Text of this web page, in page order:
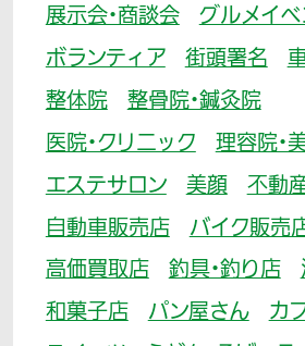
展示会・商談会
グルメイベ
ボランティア
街頭署名
整体院
整骨院・鍼灸院
医院・クリニック
理容院・
エステサロン
美顔 不動
自動車販売店
バイク販売
高価買取店
釣具・釣り店
和菓子店
パン屋さん
カ